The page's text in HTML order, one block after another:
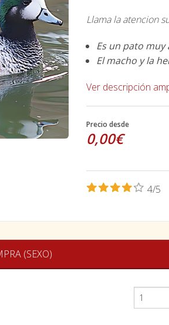
Llama la atencion
Es un pato muy
El macho y la
Ver descripción
Precio desde
0,00€
4/5
(SEXO)